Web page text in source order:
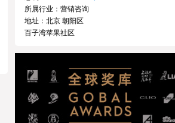
所属行业：营销咨询
地址：北京 朝阳区
百子湾苹果社区